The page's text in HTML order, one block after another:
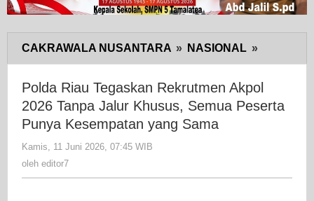
CAKRAWALA NUSANTARA » NASIONAL »
Riau
Tegaskan
Khusus,
Polda Riau Tegaskan Rekrutmen Akpol
2026 Tanpa Jalur Khusus, Semua Peserta
Punya Kesempatan yang Sama
Kamis, 11 Juni 2026, 07:45 WIB
oleh editor7